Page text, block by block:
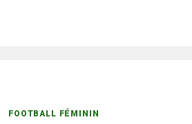
FOOTBALL FÉMININ